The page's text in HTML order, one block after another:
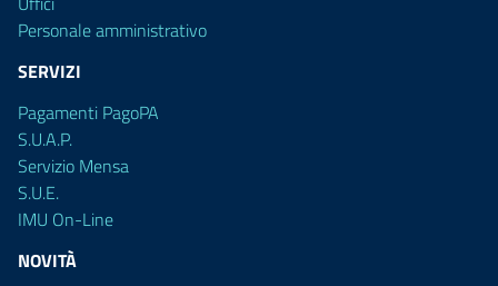
Personale amministrativo
SERVIZI
Pagamenti PagoPA
S.U.A.P.
Servizio Mensa
S.U.E.
IMU On-Line
NOVITÀ